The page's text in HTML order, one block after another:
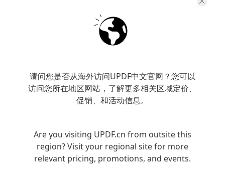
请问您是否从海外访问UPDF中文官网？您可以
访问您所在地区网站，了解更多相关区域定价、
促销、和活动信息。
Are you visiting UPDF.cn from outsite this
region? Visit your regional site for more
relevant pricing, promotions, and events.
显示在你的工作区内。